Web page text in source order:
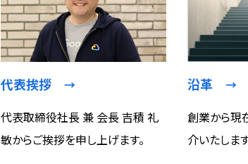
代表挨拶 →
代表取締役社長 兼 会長 吉積 礼
敏からご挨拶を申し上げます。
沿革 →
創業から現
介いたします